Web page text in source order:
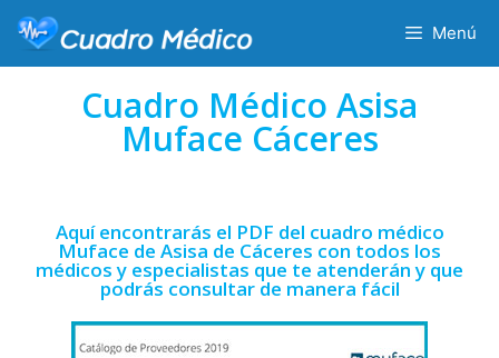
Menú
Cuadro Médico Asisa
Muface Cáceres
Aquí encontrarás el PDF del cuadro médico
Muface de Asisa de Cáceres con todos los
médicos y especialistas que te atenderán y que
podrás consultar de manera fácil